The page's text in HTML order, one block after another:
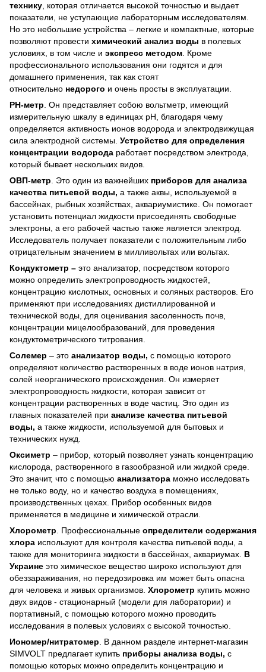
технику , которая отличается высокой точностью и выдает
показатели, не уступающие лабораторным исследователям.
Но это небольшие устройства – легкие и компактные, которые
позволяют провести химический анализ воды в полевых
условиях, в том числе и экспресс методом . Кроме
профессионального использования они годятся и для
домашнего применения, так как стоят
относительно недорого и очень просты в эксплуатации.
РН-метр . Он представляет собою вольтметр, имеющий
измерительную шкалу в единицах рН, благодаря чему
определяется активность ионов водорода и электродвижущая
сила электродной системы. Устройство для определения
концентрации водорода работает посредством электрода,
который бывает нескольких видов.
ОВП-метр . Это один из важнейших приборов для анализа
качества питьевой воды, а также аквы, используемой в
бассейнах, рыбных хозяйствах, аквариумистике. Он помогает
установить потенциал жидкости присоединять свободные
электроны, а его рабочей частью также является электрод.
Исследователь получает показатели с положительным либо
отрицательным значением в милливольтах или вольтах.
Кондуктометр – это анализатор, посредством которого
можно определить электропроводность жидкостей,
концентрацию кислотных, основных и соляных растворов. Его
применяют при исследованиях дистиллированной и
технической воды, для оценивания засоленность почв,
концентрации мицелообразований, для проведения
кондуктометрического титрования.
Солемер – это анализатор воды, с помощью которого
определяют количество растворенных в воде ионов натрия,
солей неорганического происхождения. Он измеряет
электропроводность жидкости, которая зависит от
концентрации растворенных в воде частиц. Это один из
главных показателей при анализе качества питьевой
воды, а также жидкости, используемой для бытовых и
технических нужд.
Оксиметр – прибор, который позволяет узнать концентрацию
кислорода, растворенного в газообразной или жидкой среде.
Это значит, что с помощью анализатора можно исследовать
не только воду, но и качество воздуха в помещениях,
производственных цехах. Прибор особенных видов
применяется в медицине и химической отрасли.
Хлорометр . Профессиональные определители содержания
хлора используют для контроля качества питьевой воды, а
также для мониторинга жидкости в бассейнах, аквариумах. В
Украине это химическое вещество широко используют для
обеззараживания, но передозировка им может быть опасна
для человека и живых организмов. Хлорометр купить можно
двух видов - стационарный (модели для лаборатории) и
портативный, с помощью которого можно проводить
исследования в полевых условиях с высокой точностью.
Иономер/нитратомер . В данном разделе интернет-магазин
SIMVOLT предлагает купить приборы анализа воды, с
помощью которых можно определить концентрацию и